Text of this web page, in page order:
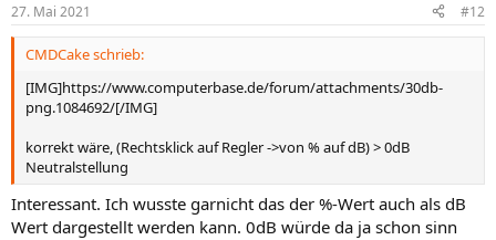
27. Mai 2021 #12
CMDCake schrieb:
[IMG]https://www.computerbase.de/forum/attachments/30db-
png.1084692/[/IMG]
korrekt wäre, (Rechtsklick auf Regler ->von % auf dB) > 0dB
Neutralstellung
Interessant. Ich wusste garnicht das der %-Wert auch als dB
Wert dargestellt werden kann. 0dB würde da ja schon sinn